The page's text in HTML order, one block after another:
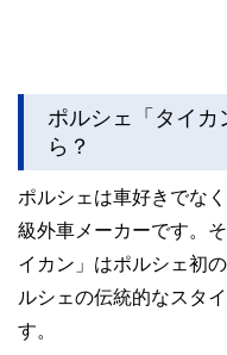
ポルシェ「タイカ
ら？
ポルシェは車好きでな
級外車メーカーです。
イカン」はポルシェ初
ルシェの伝統的なスタ
す。